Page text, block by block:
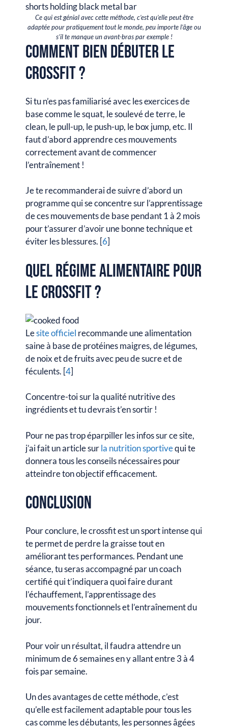
Ce qui est génial avec cette méthode, c’est qu’elle peut être
adaptée pour pratiquement tout le monde, peu importe l’âge ou
s’il te manque un avant-bras par exemple !
Comment bien débuter le
CrossFit ?
Si tu n’es pas familiarisé avec les exercices de
base comme le squat, le soulevé de terre, le
clean, le pull-up, le push-up, le box jump, etc. Il
faut d’abord apprendre ces mouvements
correctement avant de commencer
l’entraînement !
Je te recommanderai de suivre d’abord un
programme qui se concentre sur l’apprentissage
de ces mouvements de base pendant 1 à 2 mois
pour t’assurer d’avoir une bonne technique et
éviter les blessures. [6]
Quel régime alimentaire pour
le CrossFit ?
Lesite officiel recommande une alimentation
saine à base de protéines maigres, de légumes,
de noix et de fruits avec peu de sucre et de
féculents. [4]
Concentre-toi sur la qualité nutritive des
ingrédients et tu devrais t’en sortir !
Pour ne pas trop éparpiller les infos sur ce site,
j’ai fait un article surla nutrition sportivequi te
donnera tous les conseils nécessaires pour
atteindre ton objectif efficacement.
Conclusion
Pour conclure, le crossfit est un sport intense qui
te permet de perdre la graisse tout en
améliorant tes performances. Pendant une
séance, tu seras accompagné par un coach
certifié qui t’indiquera quoi faire durant
l’échauffement, l’apprentissage des
mouvements fonctionnels et l’entraînement du
jour.
Pour voir un résultat, il faudra attendre un
minimum de 6 semaines en y allant entre 3 à 4
fois par semaine.
Un des avantages de cette méthode, c’est
qu’elle est facilement adaptable pour tous les
cas comme les débutants, les personnes âgées